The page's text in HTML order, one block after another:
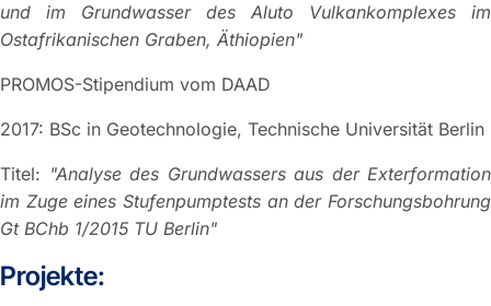
und im Grundwasser des Aluto Vulkankomplexes im
Ostafrikanischen Graben, Äthiopien"
PROMOS-Stipendium vom DAAD
2017: BSc in Geotechnologie, Technische Universität Berlin
Titel: "Analyse des Grundwassers aus der Exterformation
im Zuge eines Stufenpumptests an der Forschungsbohrung
Gt BChb 1/2015 TU Berlin"
Projekte: